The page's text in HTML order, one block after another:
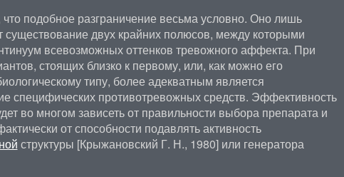
что подобное разграничение весьма условно. Оно лишь
существование двух крайних полюсов, между которыми
всевозможных оттенков тревожного аффекта. При
стоящих близко к первому, или, как можно его
типу, более адекватным является
специфических противотревожных средств. Эффективность
во многом зависеть от правильности выбора препарата и
от способности подавлять активность
структуры [Крыжановский Г. Н., 1980] или генератора